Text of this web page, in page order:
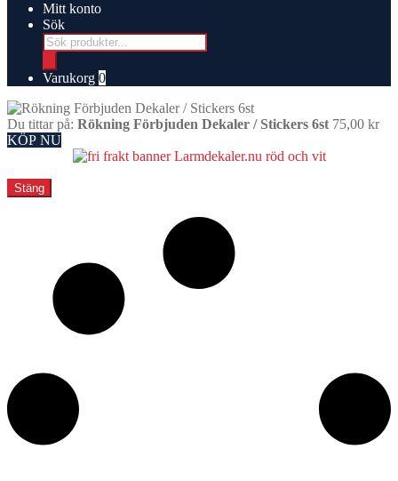
Mitt konto
Sök
Products
search
Varukorg 0
Du tittar på: Rökning Förbjuden Dekaler / Stickers 6st 75,00 kr
KÖP NU
Stäng